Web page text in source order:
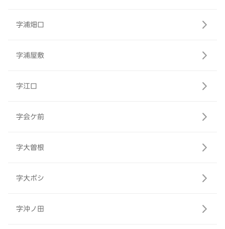
字浦畑口
字浦屋敷
字江口
字会ケ前
字大曽根
字大ボシ
字沖ノ田